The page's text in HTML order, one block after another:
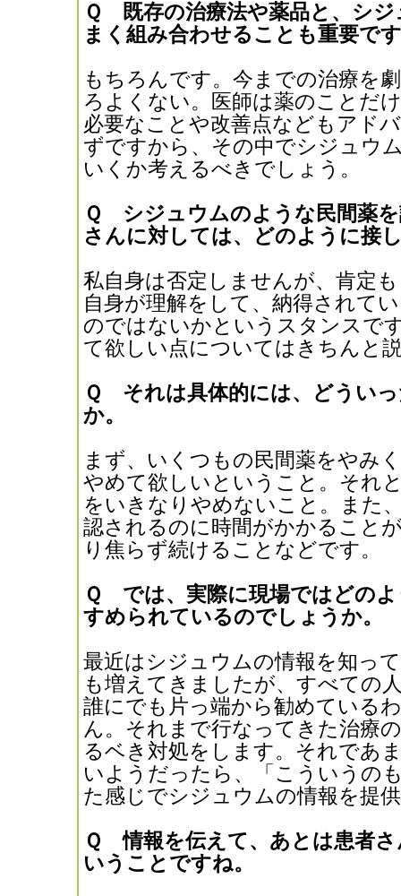
Ｑ 既存の治療法や薬品と、シ
まく組み合わせることも重要で
もちろんです。今までの治療を
ろよくない。医師は薬のことだ
必要なことや改善点などもアド
ずですから、その中でシジュウ
いくか考えるべきでしょう。
Ｑ シジュウムのような民間薬
さんに対しては、どのように接
私自身は否定しませんが、肯定
自身が理解をして、納得されて
のではないかというスタンスで
て欲しい点についてはきちんと
Ｑ それは具体的には、どうい
か。
まず、いくつもの民間薬をやみ
やめて欲しいということ。それ
をいきなりやめないこと。また
認されるのに時間がかかること
り焦らず続けることなどです。
Ｑ では、実際に現場ではどの
すめられているのでしょうか。
最近はシジュウムの情報を知っ
も増えてきましたが、すべての
誰にでも片っ端から勧めている
ん。それまで行なってきた治療
るベき対処をします。それであ
いようだったら、「こういうの
た感じでシジュウムの情報を提
Ｑ 情報を伝えて、あとは患者
いうことですね。